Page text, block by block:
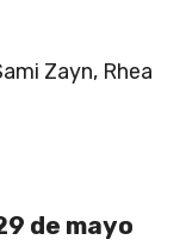
Zayn, Rhea
de mayo